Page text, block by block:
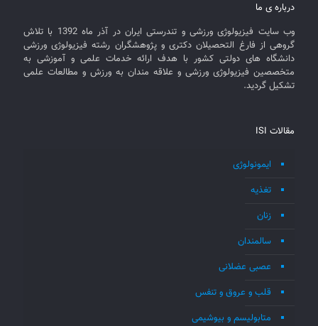
درباره ی ما
وب سایت فیزیولوژی ورزشی و تندرستی ایران در آذر ماه 1392 با تلاش
گروهی از فارغ التحصیلان دکتری و پژوهشگران رشته فیزیولوژی ورزشی
دانشگاه های دولتی کشور با هدف ارائه خدمات علمی و آموزشی به
متخصصین فیزیولوژی ورزشی و علاقه مندان به ورزش و مطالعات علمی
تشکیل گردید.
مقالات ISI
ایمونولوژی
تغذیه
زنان
سالمندان
عصبی عضلانی
قلب و عروق و تنفس
متابولیسم و بیوشیمی